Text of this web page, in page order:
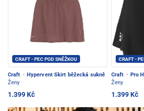
CRAFT - PEC POD SNĚŽKOU
Craft · Hypervent Skirt běžecká sukně
Ženy
1.399 Kč
CRAFT -
Craft · Pro
Ženy
1.399 Kč